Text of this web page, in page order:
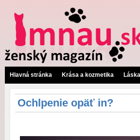
Hlavná stránka Krása a kozmetika
Ochlpenie opäť in?